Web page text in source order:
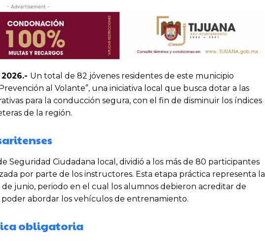
- Advertisement -
Un total de 82 jóvenes residentes de este municipio
al Volante”, una iniciativa local que busca dotar a las
para la conducción segura, con el fin de disminuir los índices
de la región.
Seguridad Ciudadana local, dividió a los más de 80 participantes
por parte de los instructores. Esta etapa práctica representa la
junio, periodo en el cual los alumnos debieron acreditar de
abordar los vehículos de entrenamiento.
obligatoria